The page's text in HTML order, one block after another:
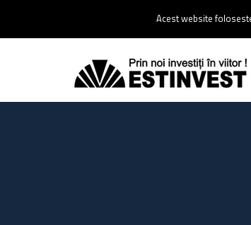
0237 238 900 |Email :
Acest website